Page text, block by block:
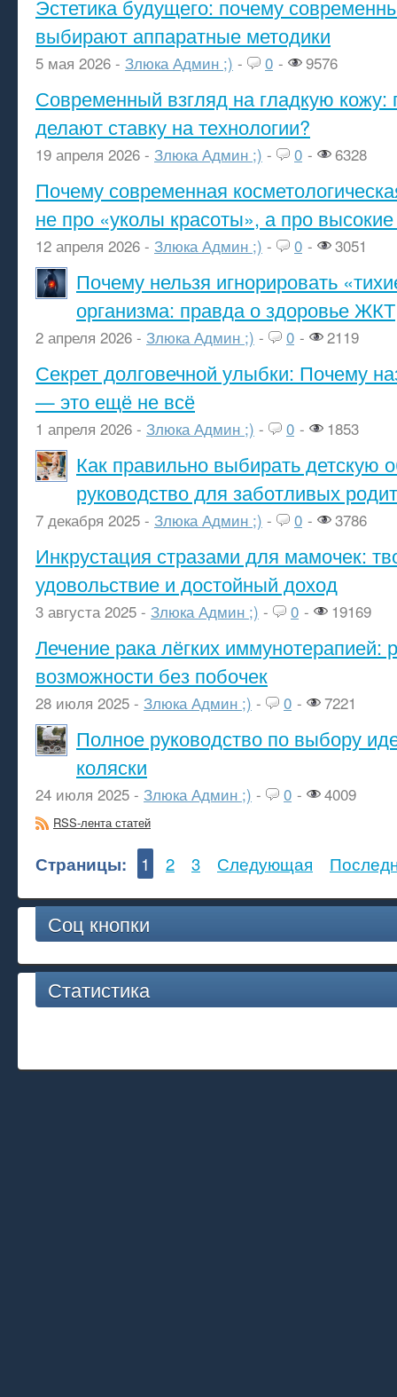
Эстетика будущего: почему
выбирают аппаратные методики
5 мая 2026 - Злюка Админ ;) - 0 - 9576
Современный взгляд на гладкую кожу:
делают ставку на технологии?
19 апреля 2026 - Злюка Админ ;) - 0 - 6328
Почему современная
не про «уколы красоты», а про высокие
12 апреля 2026 - Злюка Админ ;) - 0 - 3051
Почему нельзя игнорировать
организма: правда о здоровье ЖКТ
2 апреля 2026 - Злюка Админ ;) - 0 - 2119
Секрет долговечной улыбки: Почему
— это ещё не всё
1 апреля 2026 - Злюка Админ ;) - 0 - 1853
Как правильно выбирать детскую
руководство для заботливых
7 декабря 2025 - Злюка Админ ;) - 0 - 3786
Инкрустация стразами для мамочек:
удовольствие и достойный доход
3 августа 2025 - Злюка Админ ;) - 0 - 19169
Лечение рака лёгких иммунотерапией:
возможности без побочек
28 июля 2025 - Злюка Админ ;) - 0 - 7221
Полное руководство по выбору
коляски
24 июля 2025 - Злюка Админ ;) - 0 - 4009
RSS-лента статей
Страницы: 1 2 3 Следующая
Соц кнопки
Статистика